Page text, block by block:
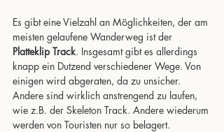
Es gibt eine Vielzahl an Möglichkeiten, der am
meisten gelaufene Wanderweg ist der
Platteklip Track. Insgesamt gibt es allerdings
knapp ein Dutzend verschiedener Wege. Von
einigen wird abgeraten, da zu unsicher.
Andere sind wirklich anstrengend zu laufen,
wie z.B. der Skeleton Track. Andere wiederum
werden von Touristen nur so belagert.